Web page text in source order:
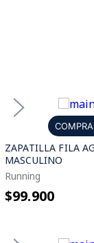
ZAPATILLA FILA
MASCULINO
Running
$99.900